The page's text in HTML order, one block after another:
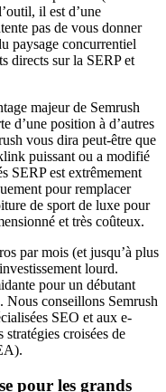
il est d’une
pas de vous donner
paysage concurrentiel
directs sur la SERP et
majeur de Semrush
d’une position à d’autres
vous dira peut-être que
puissant ou a modifié
SERP est extrêmement
pour remplacer
de sport de luxe pour
et très coûteux.
par mois (et jusqu’à plus
lourd.
pour un débutant
Nous conseillons Semrush
SEO et aux e-
croisées de
pour les grands